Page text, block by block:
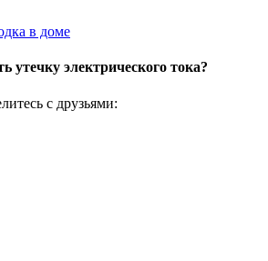
в доме
утечку электрического тока?
с друзьями: